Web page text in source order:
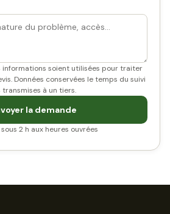
informations soient utilisées pour traiter
Données conservées le temps du suivi
à un tiers.
la demande
2 h aux heures ouvrées